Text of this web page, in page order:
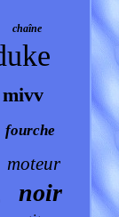
chaîne
mivv
fourche
moteur
noir